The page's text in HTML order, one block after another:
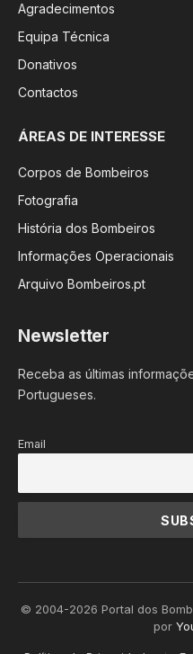
Agradecimentos
Equipa Técnica
Donativos
Contactos
ÁREAS DE INTERESSE
Corpos de Bombeiros
Fotografia
História dos Bombeiros
Informações Operacionais
Arquivo Bombeiros.pt
Newsletter
Receba as últimas
Portugueses.
Email
© 2004-2026 Portal dos
por